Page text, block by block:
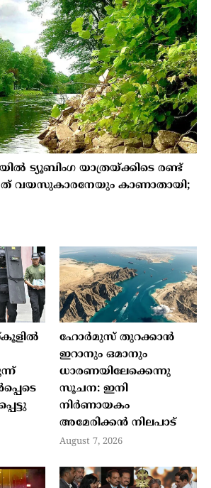
ട്യൂബിംഗ യാത്രയ്ക്കിടെ രണ്ട്
വയസുകാരനേയും കാണാതായി;
ഹോര്‍മുസ് തുറക്കാന്‍
ഇറാനും ഒമാനും
ധാരണയിലേക്കെന്നു
സൂചന: ഇനി
നിര്‍ണായകം
അമേരിക്കന്‍ നിലപാട്
August 7, 2026